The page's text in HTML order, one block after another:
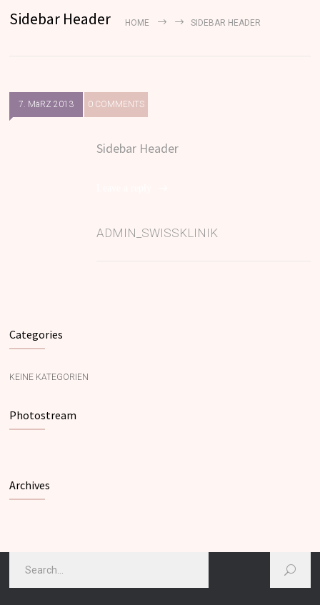
Sidebar Header HOME SIDEBAR HEADER
7. MäRZ 2013 0 COMMENTS
Sidebar Header
ADMIN_SWISSKLINIK
Categories
KEINE KATEGORIEN
Photostream
Archives